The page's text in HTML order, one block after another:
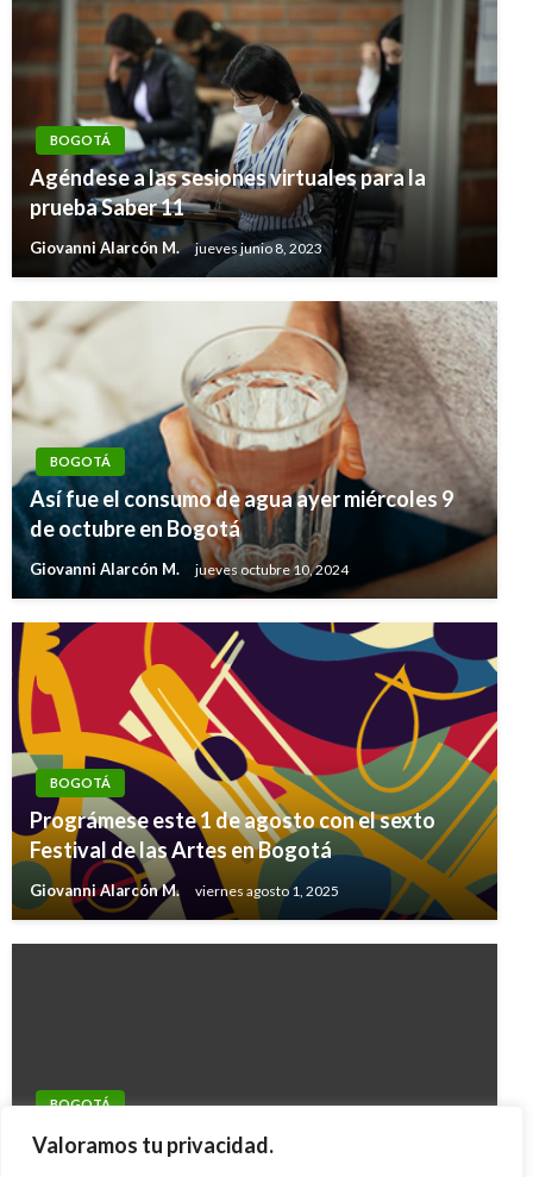
Valoramos tu privacidad.
BOGOTÁ
Agéndese a las sesiones virtuales para la
prueba Saber 11
Giovanni Alarcón M. jueves junio 8, 2023
BOGOTÁ
Así fue el consumo de agua ayer miércoles 9
de octubre en Bogotá
Giovanni Alarcón M. jueves octubre 10, 2024
BOGOTÁ
Prográmese este 1 de agosto con el sexto
Festival de las Artes en Bogotá
Giovanni Alarcón M. viernes agosto 1, 2025
BOGOTÁ
Refuerzan acciones contra conductores